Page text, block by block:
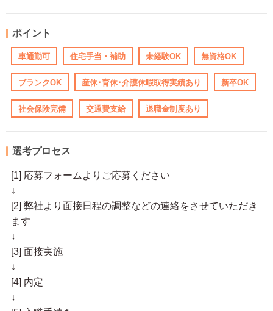
ポイント
車通勤可 住宅手当・補助 未経験OK 無資格OK
ブランクOK 産休･育休･介護休暇取得実績あり 新卒OK
社会保険完備 交通費支給 退職金制度あり
選考プロセス
[1] 応募フォームよりご応募ください
↓
[2] 弊社より面接日程の調整などの連絡をさせていただき
ます
↓
[3] 面接実施
↓
[4] 内定
↓